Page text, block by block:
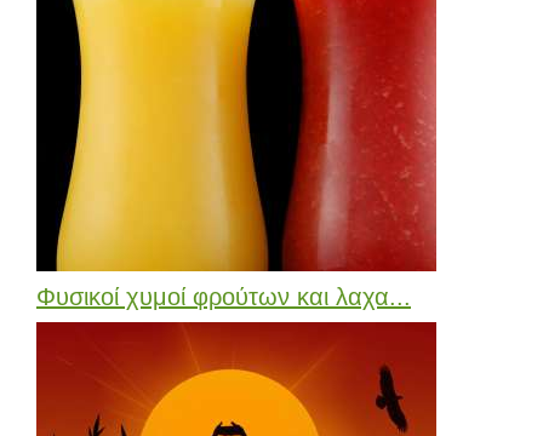
Φυσικοί χυμοί φρούτων και λαχα...